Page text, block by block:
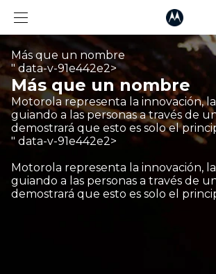
Más que un nombre
" data-v-91e442e2>
Más que un nombre
Motorola representa la innovación,
guiando a las personas a través de
demostrará que esto es solo el
" data-v-91e442e2>
Motorola representa la innovación,
guiando a las personas a través de
demostrará que esto es solo el